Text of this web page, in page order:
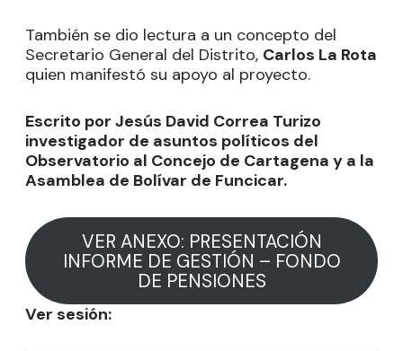
También se dio lectura a un concepto del
Secretario General del Distrito, Carlos La Rota
quien manifestó su apoyo al proyecto.
Escrito por Jesús David Correa Turizo
investigador de asuntos políticos del
Observatorio al Concejo de Cartagena y a la
Asamblea de Bolívar de Funcicar.
VER ANEXO: PRESENTACIÓN
INFORME DE GESTIÓN – FONDO
DE PENSIONES
Ver sesión: